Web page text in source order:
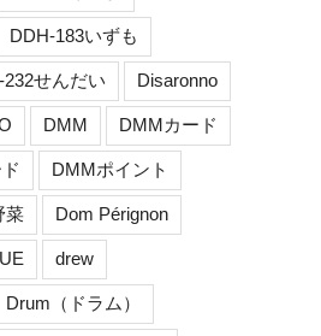
DDH-183いずも
232せんだい Disaronno
DMM DMMカード
DMMポイント
菜 Dom Pérignon
drew
Drum（ドラム）